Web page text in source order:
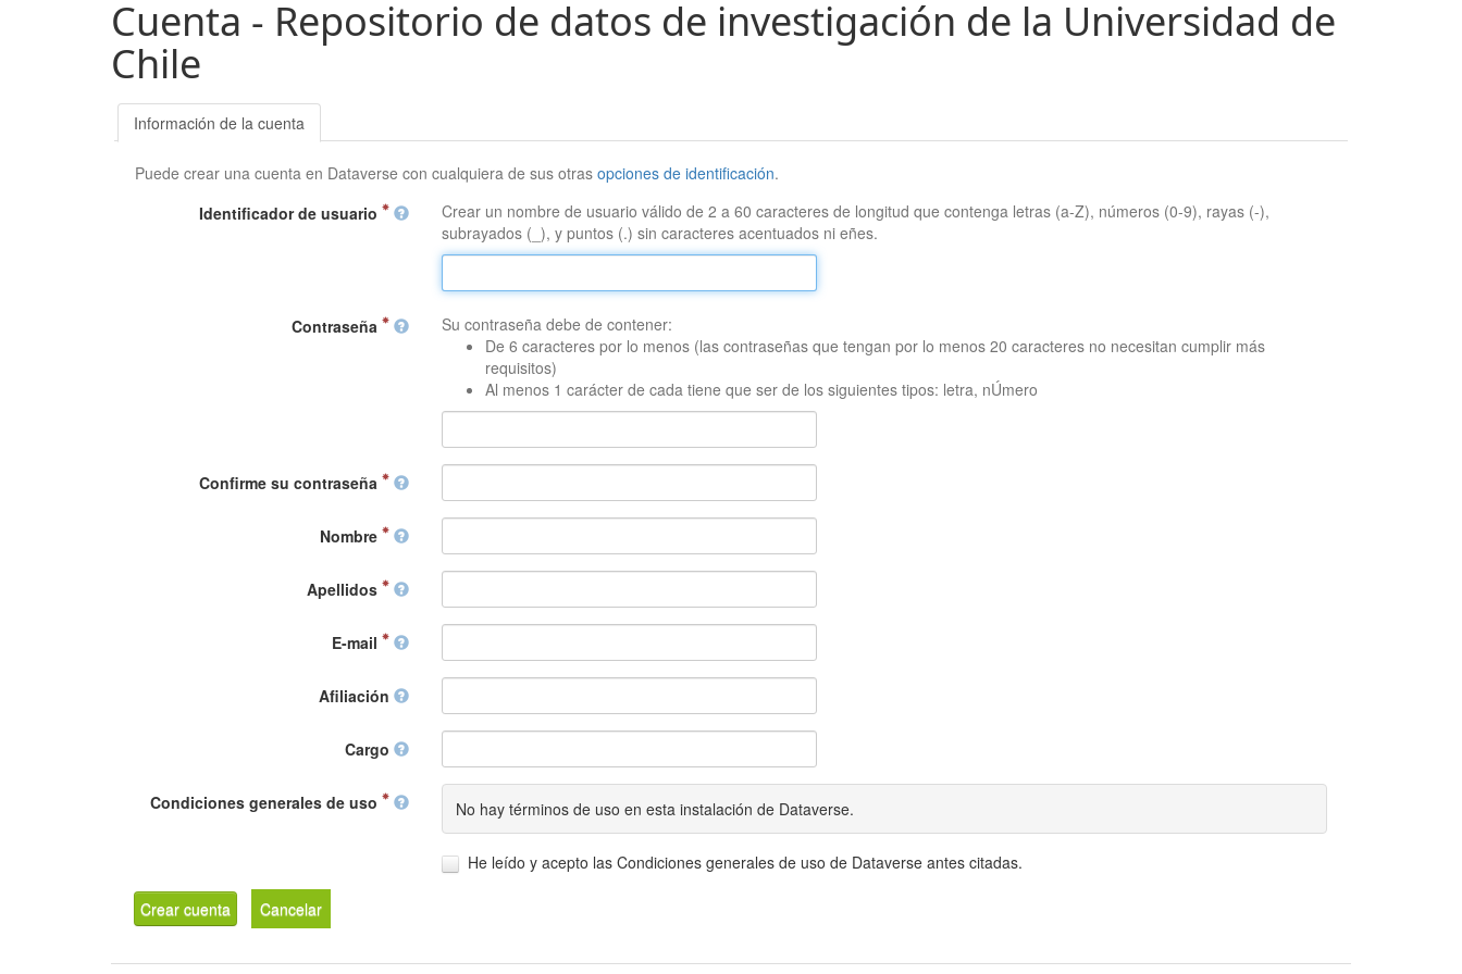
Cuenta - Repositorio de datos de investigación de la Universidad de
Chile
Información de la cuenta
Puede crear una cuenta en Dataverse con cualquiera de sus otrasopciones de identificación.
Identificador de usuario
Crear un nombre de usuario válido de 2 a 60 caracteres de longitud que contenga letras (a-Z), números (0-9), rayas (-),
subrayados (_), y puntos (.) sin caracteres acentuados ni eñes.
Contraseña
Su contraseña debe de contener:
De 6 caracteres por lo menos (las contraseñas que tengan por lo menos 20 caracteres no necesitan cumplir más
requisitos)
Al menos 1 carácter de cada tiene que ser de los siguientes tipos: letra, nÚmero
Confirme su contraseña
Nombre
Apellidos
E-mail
Afiliación
Cargo
Condiciones generales de uso No hay términos de uso en esta instalación de Dataverse.
He leído y acepto las Condiciones generales de uso de Dataverse antes citadas.
Crear cuenta Cancelar